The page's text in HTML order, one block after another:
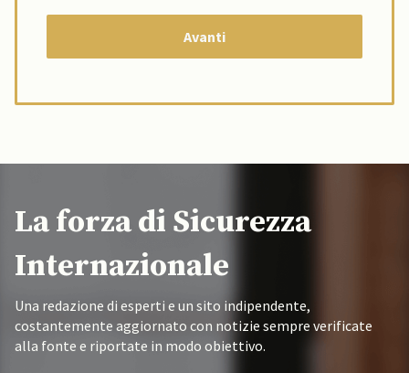
La forza di Sicurezza
Internazionale
Una redazione di esperti e un sito indipendente,
costantemente aggiornato con notizie sempre verificate
alla fonte e riportate in modo obiettivo.